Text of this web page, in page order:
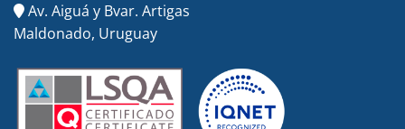
Av. Aiguá y Bvar. Artigas
Maldonado, Uruguay